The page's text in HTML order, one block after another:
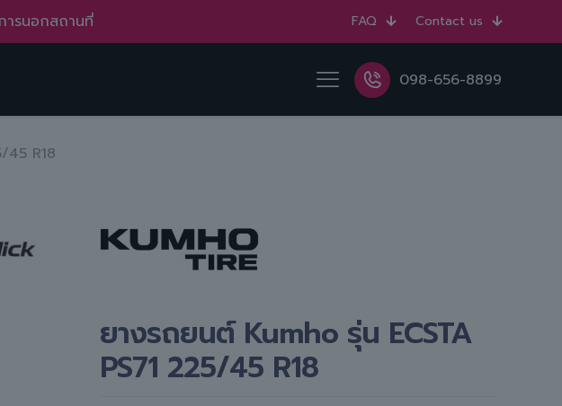
เมืองและชานเมือง FAQ Contact us
098-656-8899
45 R18
ยางรถยนต์ Kumho รุ่น ECSTA
PS71 225/45 R18